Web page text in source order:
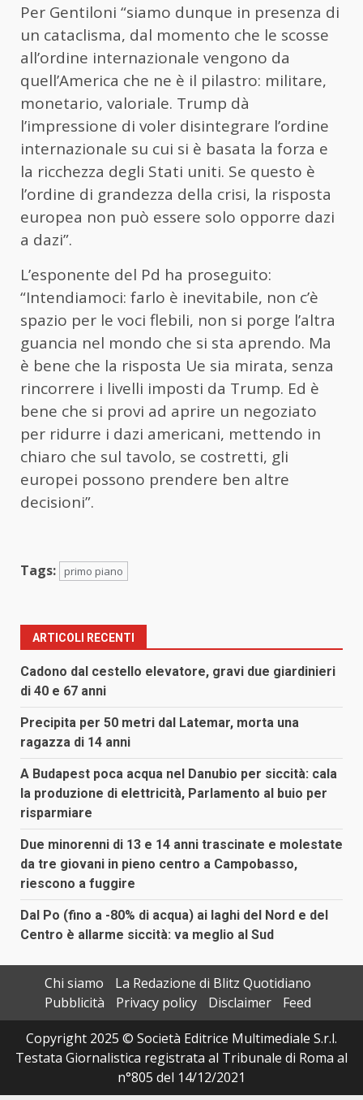
Per Gentiloni “siamo dunque in presenza di
un cataclisma, dal momento che le scosse
all’ordine internazionale vengono da
quell’America che ne è il pilastro: militare,
monetario, valoriale. Trump dà
l’impressione di voler disintegrare l’ordine
internazionale su cui si è basata la forza e
la ricchezza degli Stati uniti. Se questo è
l’ordine di grandezza della crisi, la risposta
europea non può essere solo opporre dazi
a dazi”.
L’esponente del Pd ha proseguito:
“Intendiamoci: farlo è inevitabile, non c’è
spazio per le voci flebili, non si porge l’altra
guancia nel mondo che si sta aprendo. Ma
è bene che la risposta Ue sia mirata, senza
rincorrere i livelli imposti da Trump. Ed è
bene che si provi ad aprire un negoziato
per ridurre i dazi americani, mettendo in
chiaro che sul tavolo, se costretti, gli
europei possono prendere ben altre
decisioni”.
Tags: primo piano
ARTICOLI RECENTI
Cadono dal cestello elevatore, gravi due giardinieri
di 40 e 67 anni
Precipita per 50 metri dal Latemar, morta una
ragazza di 14 anni
A Budapest poca acqua nel Danubio per siccità: cala
la produzione di elettricità, Parlamento al buio per
risparmiare
Due minorenni di 13 e 14 anni trascinate e molestate
da tre giovani in pieno centro a Campobasso,
riescono a fuggire
Dal Po (fino a -80% di acqua) ai laghi del Nord e del
Centro è allarme siccità: va meglio al Sud
Chi siamo
La Redazione di Blitz Quotidiano
Pubblicità
Privacy policy Disclaimer
Feed
Copyright 2025 © Società Editrice Multimediale S.r.l.
Testata Giornalistica registrata al Tribunale di Roma al
n°805 del 14/12/2021